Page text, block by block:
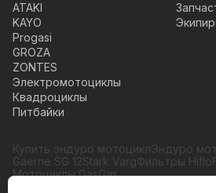
ATAKI
KAYO
Progasi
GROZA
ZONTES
Электромотоциклы
Квадроциклы
Питбайки
Купить эндуро мотоциклЭндуро
Gaerne SG 12Stark VargФильтры
Мотоциклы GasGas